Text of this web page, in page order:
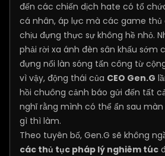
đến các chiến dịch hate có tổ
cá nhân, áp lực mà các game thủ
chịu đựng thực sự không hề nhỏ.
phải rời xa ánh đèn sân khấu sớm
đựng nổi làn sóng tấn công từ
vì vậy, động thái của CEO Gen.G
hồi chuông cảnh báo gửi đến tất
nghĩ rằng mình có thể ẩn sau
gì thì làm.
Theo tuyên bố, Gen.G sẽ không
các thủ tục pháp lý nghiêm túc